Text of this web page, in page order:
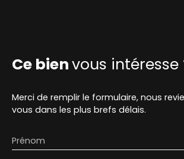
Ce bienvous intéresse
Merci de remplir le formulaire, nous
vous dans les plus brefs délais.
Prénom